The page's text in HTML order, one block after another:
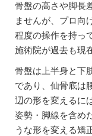
骨盤の高さや脚長
ませんが、プロ向
程度の操作を持っ
施術院が過去も現
骨盤は上半身と下
であり、仙骨底は
辺の形を変えるに
姿勢・脚線を含め
うな形を変える矯